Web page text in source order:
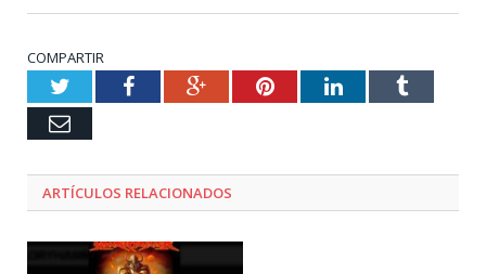
COMPARTIR
TwitterFacebookGoogle+PinterestLinkedInTumblr
Email
ARTÍCULOS RELACIONADOS